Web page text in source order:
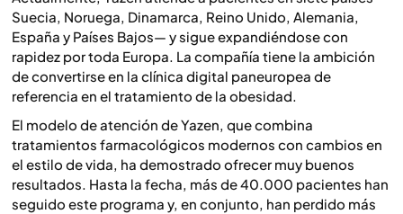
Suecia, Noruega, Dinamarca, Reino Unido, Alemania,
España y Países Bajos— y sigue expandiéndose con
rapidez por toda Europa. La compañía tiene la ambición
de convertirse en la clínica digital paneuropea de
referencia en el tratamiento de la obesidad.
El modelo de atención de Yazen, que combina
tratamientos farmacológicos modernos con cambios en
el estilo de vida, ha demostrado ofrecer muy buenos
resultados. Hasta la fecha, más de 40.000 pacientes han
seguido este programa y, en conjunto, han perdido más